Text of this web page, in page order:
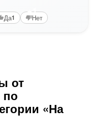
+1
Да1 Нет
от
по
«На